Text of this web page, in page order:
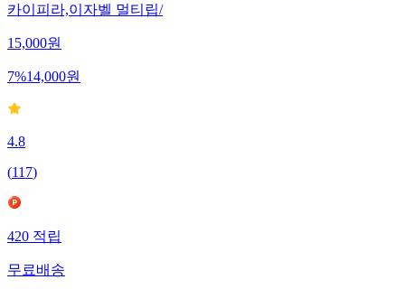
카이피라,이자벨 멀티립/
15,000원
7%14,000원
4.8
(117)
420 적립
무료배송